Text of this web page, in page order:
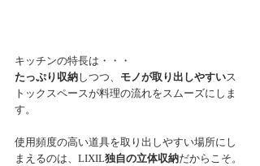
キッチンの特長は・・・
たっぷり収納しつつ、 モノが取り出しやすいス
トックスペースが料理の流れをスムーズにしま
す。
使用頻度の高い道具を取り出しやすい場所にし
まえるのは、LIXIL独自の立体収納だからこそ。